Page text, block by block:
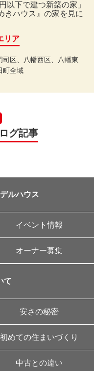
以下で建つ新築の家」
きハウス』の家を見に
リア
区、八幡西区、八幡東
町全域
グ記事
ルハウス
イベント情報
オーナー募集
て
安さの秘密
初めての住まいづくり
中古との違い